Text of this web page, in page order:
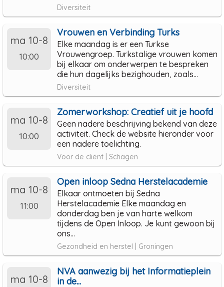
Diversiteit
ma 10-8
10:00
Vrouwen en Verbinding Turks
Elke maandag is er een Turkse
Vrouwengroep. Turkstalige vrouwen komen
bij elkaar om onderwerpen te bespreken
die hun dagelijks bezighouden, zoals...
Diversiteit
ma 10-8
10:00
Zomerworkshop: Creatief uit je hoofd
Geen nadere beschrijving bekend van deze
activiteit. Check de website hieronder voor
een nadere toelichting.
Voor de cliënt | Schagen
ma 10-8
11:00
Open inloop Sedna Herstelacademie
Elkaar ontmoeten bij Sedna
Herstelacademie Elke maandag en
donderdag ben je van harte welkom
tijdens de Open Inloop. Je kunt gewoon bij
ons...
Gezondheid en herstel | Groningen
ma 10-8
NVA aanwezig bij het Informatieplein
in de...